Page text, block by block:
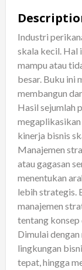
quantity
Industri
skala kecil. Hal
mampu atau
besar. Buku ini
membangun
Hasil sejumlah
megaplikasikan
kinerja bisnis
Manajemen
atau gagasan
menentukan
lebih strategis.
manajemen
tentang konsep
Dimulai
lingkungan
tepat, hingga